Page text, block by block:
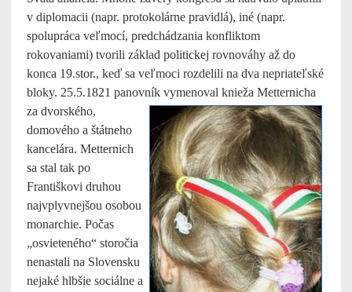
v diplomacii (napr. protokolárne pravidlá), iné (napr.
spolupráca veľmocí, predchádzania konfliktom
rokovaniami) tvorili základ politickej rovnováhy až do
konca 19.stor., keď sa veľmoci rozdelili na dva nepriateľské
bloky. 25.5.1821 panovník vymenoval knieža Metternicha
za dvorského,
domového a štátneho
kancelára. Metternich
sa stal tak po
Františkovi druhou
najvplyvnejšou osobou
monarchie. Počas
„osvieteného“ storočia
nenastali na Slovensku
nejaké hlbšie sociálne a